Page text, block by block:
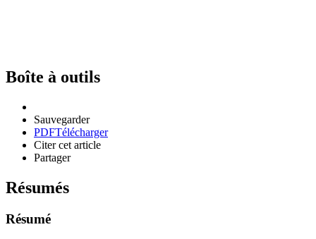
Boîte à outils
Sauvegarder
PDFTélécharger
Citer cet article
Partager
Résumés
Résumé